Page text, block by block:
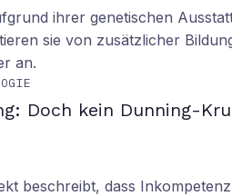
ihrer genetischen
sie von zusätzlicher
an.
Doch kein Dunning-
beschreibt, dass